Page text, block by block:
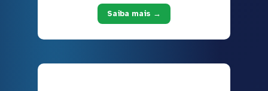
Saiba mais →